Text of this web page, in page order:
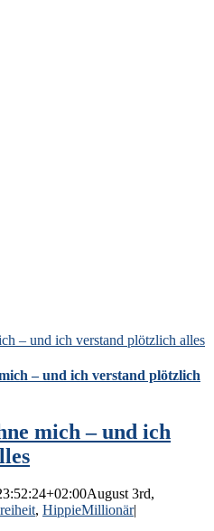
– und ich verstand plötzlich alles
– und ich verstand plötzlich
mich – und ich
August 3rd,
, HippieMillionär|